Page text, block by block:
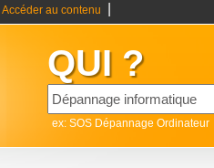
Accéder au contenu
QUI ?
ex: SOS Dépannage Ordinateur